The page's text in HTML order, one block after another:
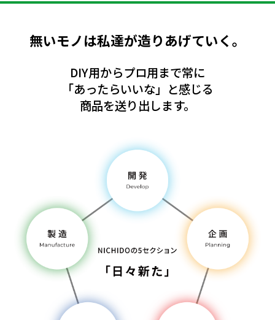
無いモノは私達が造りあげていく。
DIY用からプロ用まで常に
「あったらいいな」と感じる
商品を送り出します。